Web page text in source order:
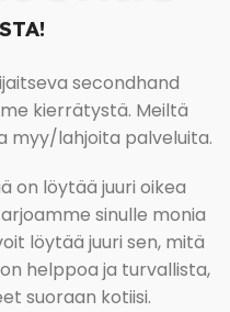
secondhand
kierrätystä. Meiltä
myy/lahjoita palveluita.
on löytää juuri oikea
sinulle monia
löytää juuri sen, mitä
helppoa ja turvallista,
suoraan kotiisi.